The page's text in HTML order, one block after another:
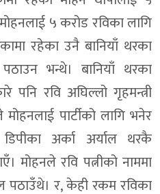
५ करोड रविका लागि
रहेका उनै बानियाँ थरका
भन्थे। बानियाँ थरका
रवि अघिल्लो गृहमन्त्री
पार्टीको लागि भनेर
अर्का अर्याल थरकै
मोहनले रवि पत्नीको नाममा
पठाउँथे। र, केही रकम रविका